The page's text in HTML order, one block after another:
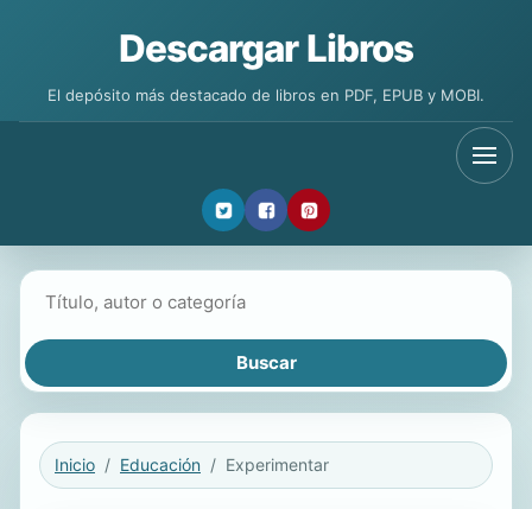
Descargar Libros
El depósito más destacado de libros en PDF, EPUB y MOBI.
Inicio Educación Experimentar